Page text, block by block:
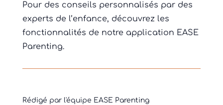
Pour des conseils personnalisés par des
experts de l’enfance, découvrez les
fonctionnalités de notre application EASE
Parenting.
Rédigé par l'équipe EASE Parenting